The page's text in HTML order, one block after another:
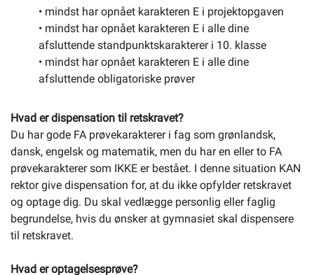
• mindst har opnået karakteren E i projektopgaven
• mindst har opnået karakteren E i alle dine
afsluttende standpunktskarakterer i 10. klasse
• mindst har opnået karakteren E i alle dine
afsluttende obligatoriske prøver
Hvad er dispensation til retskravet?
Du har gode FA prøvekarakterer i fag som grønlandsk,
dansk, engelsk og matematik, men du har en eller to FA
prøvekarakterer som IKKE er bestået. I denne situation KAN
rektor give dispensation for, at du ikke opfylder retskravet
og optage dig. Du skal vedlægge personlig eller faglig
begrundelse, hvis du ønsker at gymnasiet skal dispensere
til retskravet.
Hvad er optagelsesprøve?